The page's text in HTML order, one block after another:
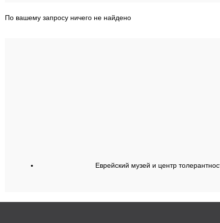
По вашему запросу ничего не найдено
Еврейский музей и центр